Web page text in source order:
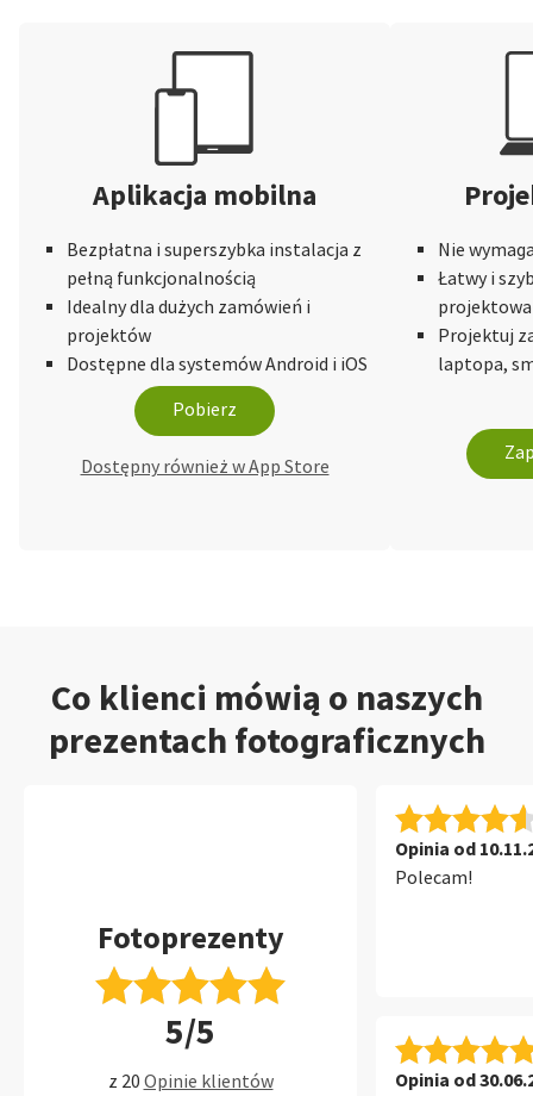
Aplikacja mobilna
Bezpłatna i superszybka instalacja z
pełną funkcjonalnością
Idealny dla dużych zamówień i
projektów
Dostępne dla systemów Android i iOS
Pobierz
Dostępny również w App Store
Nie
Łatwy i
Projektuj
laptopa,
Co klienci mówią o naszych
prezentach fotograficznych
Fotoprezenty
5/5
z 20 Opinie klientów
Opinia od
Polecam!
Opinia od